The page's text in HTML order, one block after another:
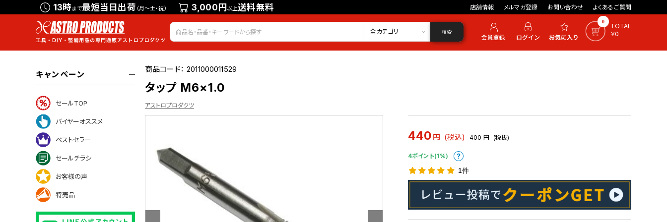
13時まで最短当日出荷 （月～土・祝） 3,000円以上送料無料 店舗情報 メルマガ登録 お問い合わせ よくあるご質問
会員登録 ログイン お気に入り 0
TOTAL
￥0
全カテゴリ 検索
キャンペーン
セールTOP
バイヤーオススメ
ベストセラー
セールチラシ
お客様の声
特売品
商品コード：2011000011529
タップ M6×1.0
アストロプロダクツ
440 円 (税込) 400 円 (税抜)
4ポイント(1%)
1件